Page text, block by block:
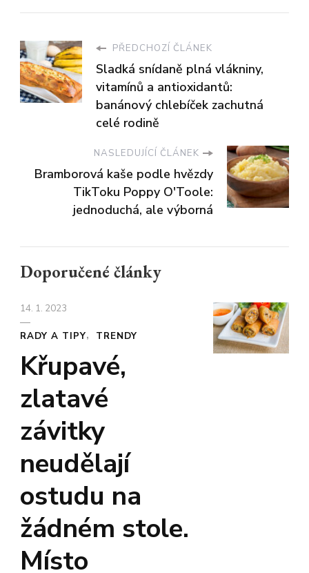
PŘEDCHOZÍ ČLÁNEK
Sladká snídaně plná vlákniny,
vitamínů a antioxidantů:
banánový chlebíček zachutná
celé rodině
NASLEDUJÍCÍ ČLÁNEK
Bramborová kaše podle hvězdy
TikToku Poppy O'Toole:
jednoduchá, ale výborná
Doporučené články
14. 1. 2023
RADY A TIPY TRENDY
Křupavé,
zlatavé
závitky
neudělají
ostudu na
žádném stole.
Místo